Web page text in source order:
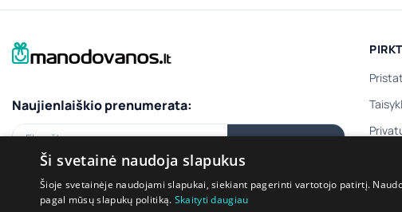
Naujienlaiškio prenumerata:
El.paštas
Bendraukime:
Ši svetainė naudoja slapukus
Šioje svetainėje naudojami slapukai, siekiant pagerinti vartotojo patirtį.
pagal mūsų slapukų politiką. Skaityti daugiau